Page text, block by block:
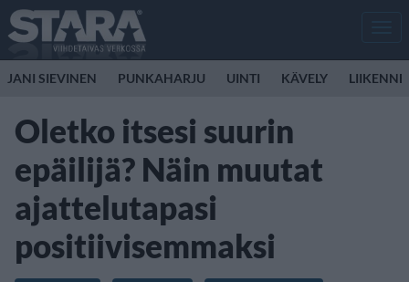
JANI SIEVINEN PUNKAHARJU UINTI KÄVELY LIIKENNE
Oletko itsesi suurin
epäilijä? Näin muutat
ajattelutapasi
positiivisemmaksi